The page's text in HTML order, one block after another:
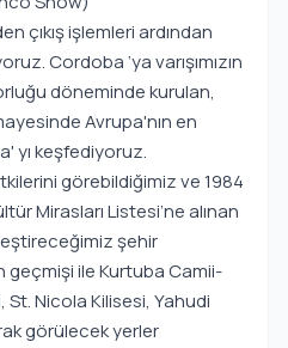
çıkış işlemleri ardından
Cordoba ‘ya varışımızın
döneminde kurulan,
Avrupa'nın en
yı keşfediyoruz.
görebildiğimiz ve 1984
Mirasları Listesi’ne alınan
şehir
geçmişi ile Kurtuba Camii-
Nicola Kilisesi, Yahudi
görülecek yerler